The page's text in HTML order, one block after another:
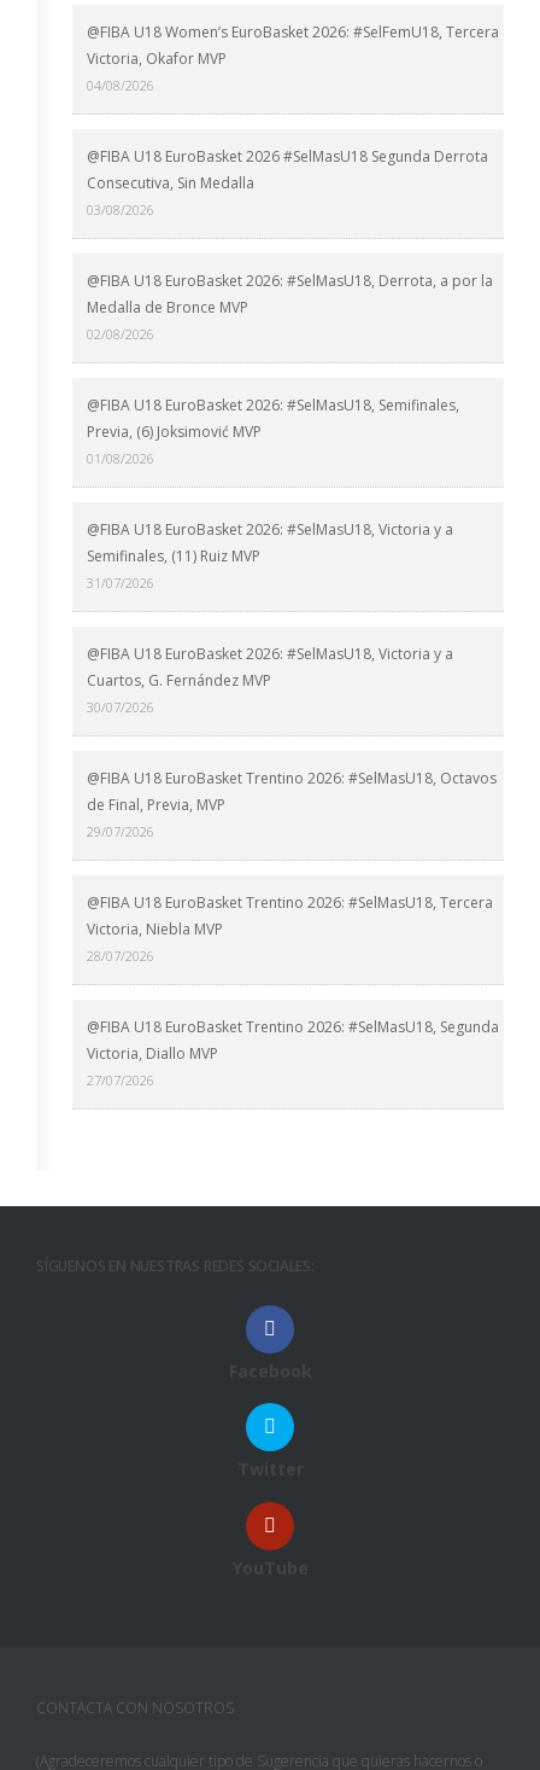
@FIBA U18 Women’s EuroBasket 2026: #SelFemU18, Tercera
Victoria, Okafor MVP
04/08/2026
@FIBA U18 EuroBasket 2026 #SelMasU18 Segunda Derrota
Consecutiva, Sin Medalla
03/08/2026
@FIBA U18 EuroBasket 2026: #SelMasU18, Derrota, a por la
Medalla de Bronce MVP
02/08/2026
@FIBA U18 EuroBasket 2026: #SelMasU18, Semifinales,
Previa, (6) Joksimović MVP
01/08/2026
@FIBA U18 EuroBasket 2026: #SelMasU18, Victoria y a
Semifinales, (11) Ruiz MVP
31/07/2026
@FIBA U18 EuroBasket 2026: #SelMasU18, Victoria y a
Cuartos, G. Fernández MVP
30/07/2026
@FIBA U18 EuroBasket Trentino 2026: #SelMasU18, Octavos
de Final, Previa, MVP
29/07/2026
@FIBA U18 EuroBasket Trentino 2026: #SelMasU18, Tercera
Victoria, Niebla MVP
28/07/2026
@FIBA U18 EuroBasket Trentino 2026: #SelMasU18, Segunda
Victoria, Diallo MVP
27/07/2026
SÍGUENOS EN NUESTRAS REDES SOCIALES:
Facebook
Twitter
YouTube
CONTACTA CON NOSOTROS
(Agradeceremos cualquier tipo de Sugerencia que quieras hacernos o